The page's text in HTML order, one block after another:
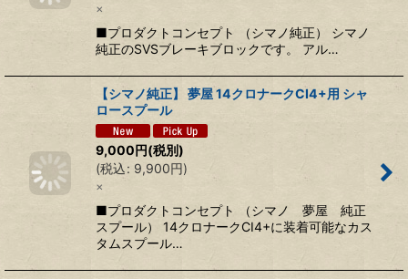
×
■プロダクトコンセプト （シマノ純正） シマノ
純正のSVSブレーキブロックです。 アル…
【シマノ純正】 夢屋 14クロナークCI4+用 シャ
ロースプール
9,000円(税別)
(税込: 9,900円)
×
■プロダクトコンセプト （シマノ 夢屋 純正
スプール） 14クロナークCI4+に装着可能なカス
タムスプール…